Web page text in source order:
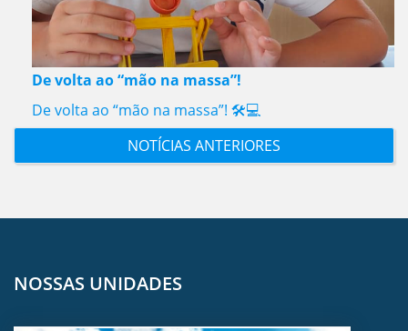
De volta ao “mão na massa”!
De volta ao “mão na massa”! 🛠️💻
NOTÍCIAS ANTERIORES
NOSSAS UNIDADES